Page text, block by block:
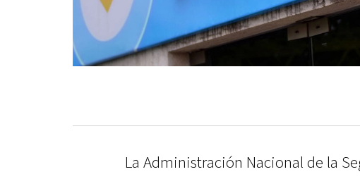
La Administración Nacional de la